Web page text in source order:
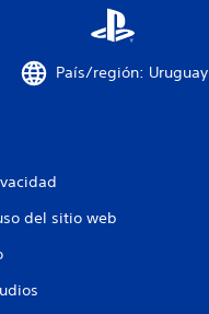
País/región: Uruguay
del sitio web